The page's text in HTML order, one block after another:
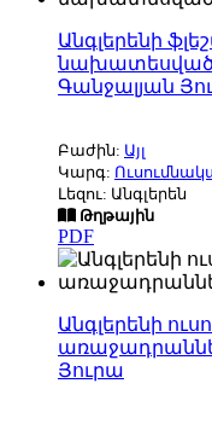
Անգլերենի
Գանջալյան
Բաժին: Այլ
Կարգ:
Լեզու: Անգլերեն
Թղթային
PDF
Անգլերենի
Յուրա